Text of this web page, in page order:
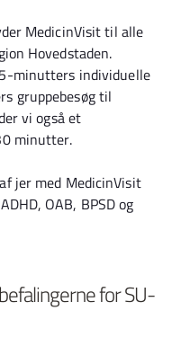
MedicinVisit til alle
Hovedstaden.
minutters individuelle
gruppebesøg til
vi også et
minutter.
jer med MedicinVisit
OAB, BPSD og
for SU-